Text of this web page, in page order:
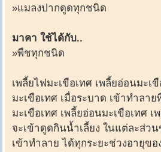
»แมลงปากดูดทุกชนิด
มาคา ใช้ได้กับ..
»พืชทุกชนิด
เพลี้ยไฟมะเขือเทศ เพลี้ยอ่อนมะเ
มะเขือเทศ เมื่อระบาด เข้าทำลาย
มะเขือเทศ เพลี้ยอ่อนมะเขือเทศ เ
จะเข้าดูดกินน้ำเลี้ยง ในแต่ละส่ว
เข้าทำลาย ได้ทุกระยะช่วงอายุข